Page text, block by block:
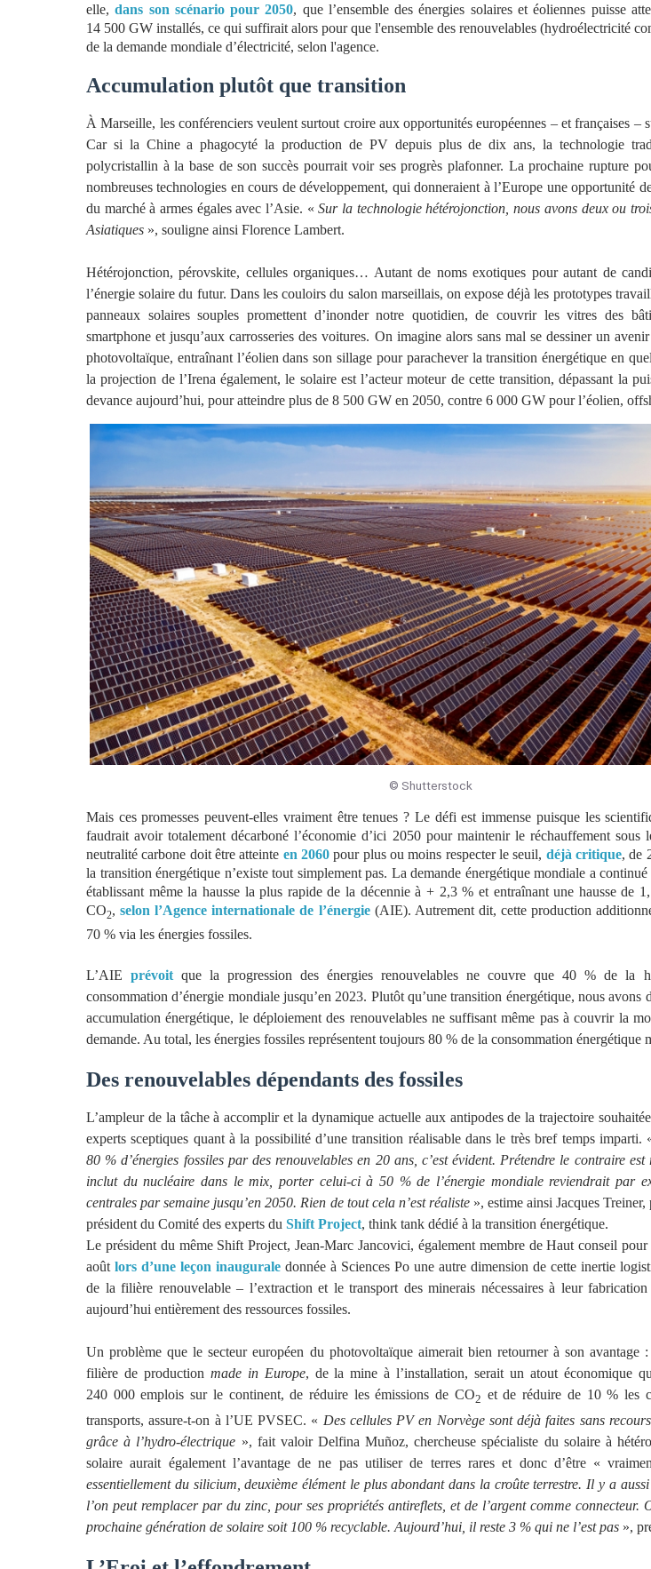
elle,dans son scénario pour 2050, que l’ensemble des énergies solaires et éoliennes puisse
14 500 GW installés, ce qui suffirait alors pour que l'ensemble des renouvelables (hydroélectricité
de la demande mondiale d’électricité, selon l'agence.
Accumulation plutôt que transition
À Marseille, les conférenciers veulent surtout croire aux opportunités européennes – et françaises –
Car si la Chine a phagocyté la production de PV depuis plus de dix ans, la technologie
polycristallin à la base de son succès pourrait voir ses progrès plafonner. La prochaine rupture
nombreuses technologies en cours de développement, qui donneraient à l’Europe une opportunité
du marché à armes égales avec l’Asie. «Sur la technologie hétérojonction, nous avons deux ou
Asiatiques », souligne ainsi Florence Lambert.
Hétérojonction, pérovskite, cellules organiques… Autant de noms exotiques pour autant de
l’énergie solaire du futur. Dans les couloirs du salon marseillais, on expose déjà les prototypes
panneaux solaires souples promettent d’inonder notre quotidien, de couvrir les vitres des
smartphone et jusqu’aux carrosseries des voitures. On imagine alors sans mal se dessiner un
photovoltaïque, entraînant l’éolien dans son sillage pour parachever la transition énergétique en
la projection de l’Irena également, le solaire est l’acteur moteur de cette transition, dépassant la
devance aujourd’hui, pour atteindre plus de 8 500 GW en 2050, contre 6 000 GW pour l’éolien,
© Shutterstock
Mais ces promesses peuvent-elles vraiment être tenues ? Le défi est immense puisque les
faudrait avoir totalement décarboné l’économie d’ici 2050 pour maintenir le réchauffement sous
neutralité carbone doit être atteinte en 2060 pour plus ou moins respecter le seuil, déjà critique, de
la transition énergétique n’existe tout simplement pas. La demande énergétique mondiale a continué
établissant même la hausse la plus rapide de la décennie à + 2,3 % et entraînant une hausse de
CO2,selon l’Agence internationale de l’énergie(AIE). Autrement dit, cette production
70 % via les énergies fossiles.
L’AIEprévoit que la progression des énergies renouvelables ne couvre que 40 % de la
consommation d’énergie mondiale jusqu’en 2023. Plutôt qu’une transition énergétique, nous avons
accumulation énergétique, le déploiement des renouvelables ne suffisant même pas à couvrir la
demande. Au total, les énergies fossiles représentent toujours 80 % de la consommation énergétique
Des renouvelables dépendants des fossiles
L’ampleur de la tâche à accomplir et la dynamique actuelle aux antipodes de la trajectoire
experts sceptiques quant à la possibilité d’une transition réalisable dans le très bref temps imparti.
80 % d’énergies fossiles par des renouvelables en 20 ans, c’est évident. Prétendre le contraire
inclut du nucléaire dans le mix, porter celui-ci à 50 % de l’énergie mondiale reviendrait par
centrales par semaine jusqu’en 2050. Rien de tout cela n’est réaliste », estime ainsi Jacques
président du Comité des experts du Shift Project, think tank dédié à la transition énergétique.
Le président du même Shift Project, Jean-Marc Jancovici, également membre de Haut conseil
août lors d’une leçon inauguraledonnée à Sciences Po une autre dimension de cette inertie
de la filière renouvelable – l’extraction et le transport des minerais nécessaires à leur
aujourd’hui entièrement des ressources fossiles.
Un problème que le secteur européen du photovoltaïque aimerait bien retourner à son avantage
filière de production made in Europe, de la mine à l’installation, serait un atout économique
240 000 emplois sur le continent, de réduire les émissions de CO2 et de réduire de 10 % les
transports, assure-t-on à l’UE PVSEC. « Des cellules PV en Norvège sont déjà faites sans
grâce à l’hydro-électrique », fait valoir Delfina Muñoz, chercheuse spécialiste du solaire à
solaire aurait également l’avantage de ne pas utiliser de terres rares et donc d’être «
essentiellement du silicium, deuxième élément le plus abondant dans la croûte terrestre. Il y a
l’on peut remplacer par du zinc, pour ses propriétés antireflets, et de l’argent comme connecteur.
prochaine génération de solaire soit 100 % recyclable. Aujourd’hui, il reste 3 % qui ne l’est pas »,